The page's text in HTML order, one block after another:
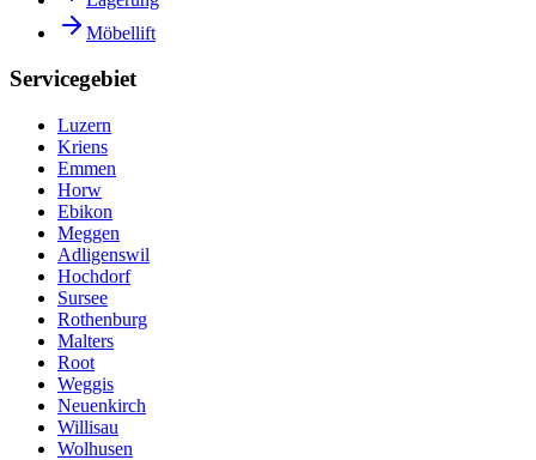
Möbellift
Servicegebiet
Luzern
Kriens
Emmen
Horw
Ebikon
Meggen
Adligenswil
Hochdorf
Sursee
Rothenburg
Malters
Root
Weggis
Neuenkirch
Willisau
Wolhusen